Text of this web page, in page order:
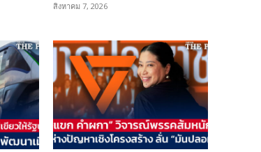
สิงหาคม 7, 2026